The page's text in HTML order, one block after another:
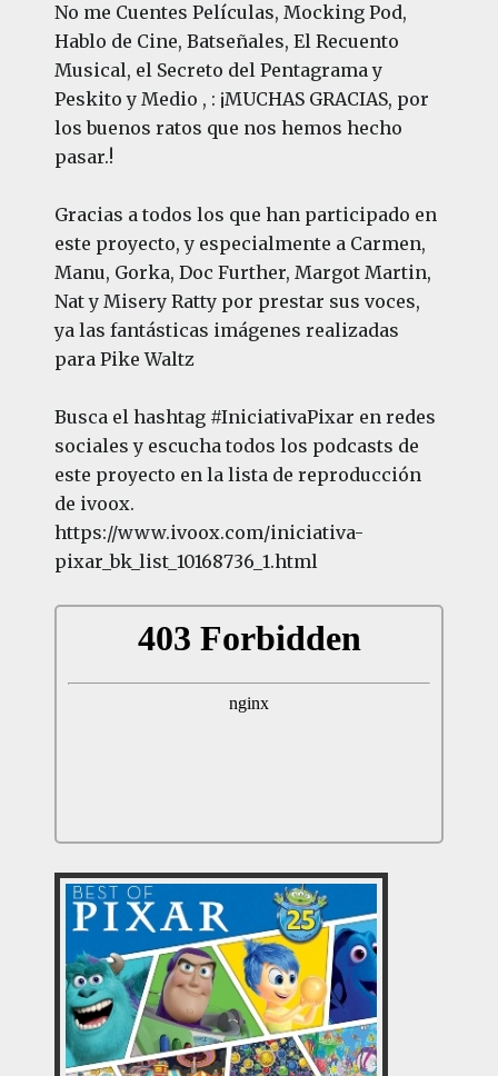
No me Cuentes Películas, Mocking Pod,
Hablo de Cine, Batseñales, El Recuento
Musical, el Secreto del Pentagrama y
Peskito y Medio , : ¡MUCHAS GRACIAS, por
los buenos ratos que nos hemos hecho
pasar.!
Gracias a todos los que han participado en
este proyecto, y especialmente a Carmen,
Manu, Gorka, Doc Further, Margot Martin,
Nat y Misery Ratty por prestar sus voces,
ya las fantásticas imágenes realizadas
para Pike Waltz
Busca el hashtag #IniciativaPixar en redes
sociales y escucha todos los podcasts de
este proyecto en la lista de reproducción
de ivoox.
https://www.ivoox.com/iniciativa-
pixar_bk_list_10168736_1.html